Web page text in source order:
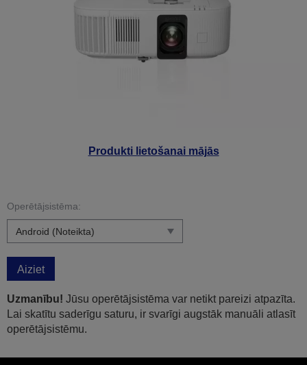
Produkti lietošanai mājās
Operētājsistēma:
Aiziet
Uzmanību! Jūsu operētājsistēma var netikt pareizi atpazīta.
Lai skatītu saderīgu saturu, ir svarīgi augstāk manuāli atlasīt
operētājsistēmu.